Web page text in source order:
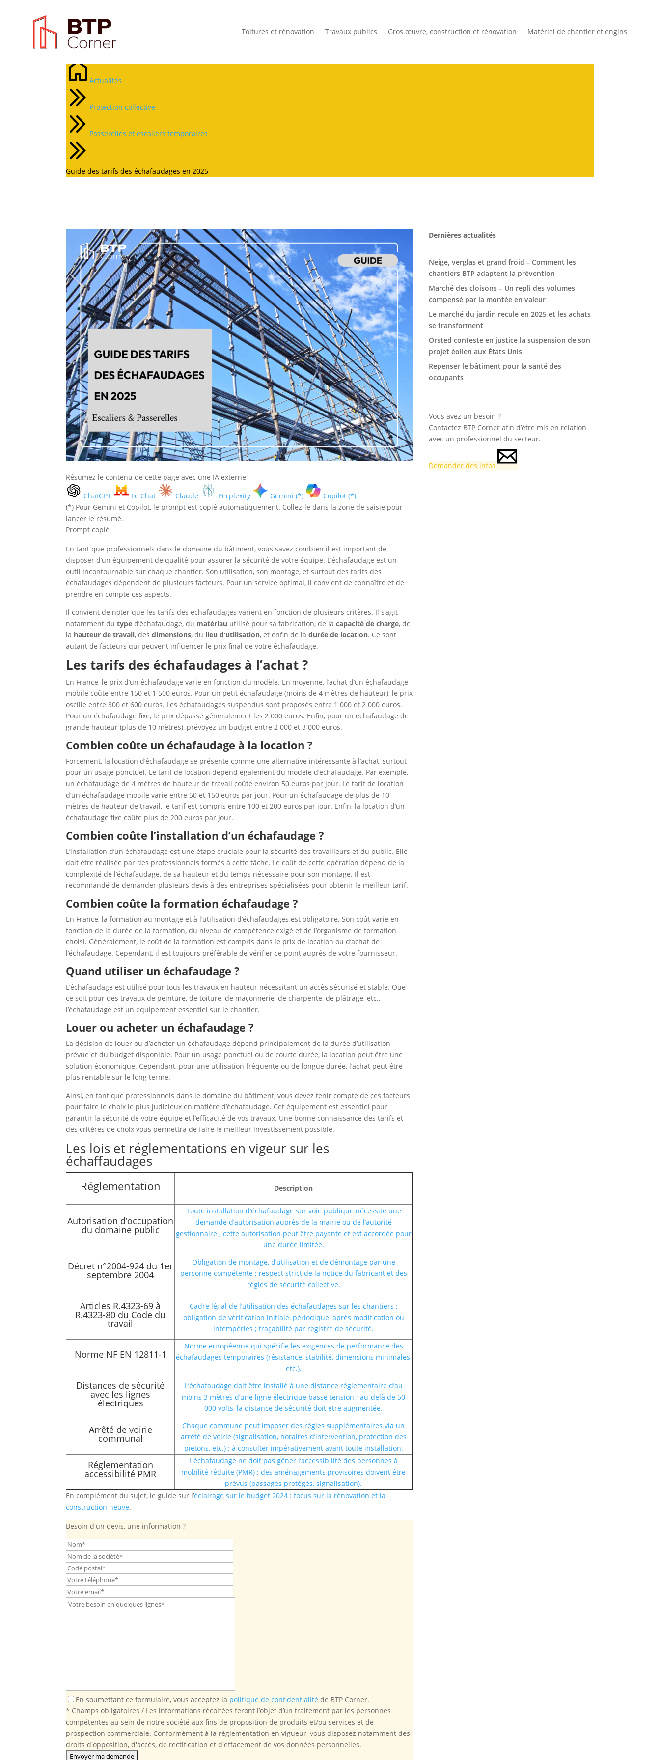
Toitures et rénovation Travaux publics Gros œuvre, construction et rénovation Matériel de chantier et engins
Guide des tarifs des échafaudages en 2025
Actualités
Protection collective
Passerelles et escaliers temporaires
Guide des tarifs des échafaudages en 2025
Résumez le contenu de cette page avec une IA externe
ChatGPT
Le Chat Claude Perplexity Gemini (*)
Copilot (*)
(*) Pour Gemini et Copilot, le prompt est copié automatiquement. Collez-le dans la zone de saisie pour
lancer le résumé.
Prompt copié
En tant que professionnels dans le domaine du bâtiment, vous savez combien il est important de
disposer d’un équipement de qualité pour assurer la sécurité de votre équipe. L’échafaudage est un
outil incontournable sur chaque chantier. Son utilisation, son montage, et surtout des tarifs des
échafaudages dépendent de plusieurs facteurs. Pour un service optimal, il convient de connaître et de
prendre en compte ces aspects.
Il convient de noter que les tarifs des échafaudages varient en fonction de plusieurs critères. Il s’agit
notamment dutype d’échafaudage, du matériau utilisé pour sa fabrication, de lacapacité de charge, de
la hauteur de travail, desdimensions, du lieu d’utilisation, et enfin de ladurée de location. Ce sont
autant de facteurs qui peuvent influencer le prix final de votre échafaudage.
Les tarifs des échafaudages à l’achat ?
En France, le prix d’un échafaudage varie en fonction du modèle. En moyenne, l’achat d’un échafaudage
mobile coûte entre 150 et 1 500 euros. Pour un petit échafaudage (moins de 4 mètres de hauteur), le prix
oscille entre 300 et 600 euros. Les échafaudages suspendus sont proposés entre 1 000 et 2 000 euros.
Pour un échafaudage fixe, le prix dépasse généralement les 2 000 euros. Enfin, pour un échafaudage de
grande hauteur (plus de 10 mètres), prévoyez un budget entre 2 000 et 3 000 euros.
Combien coûte un échafaudage à la location ?
Forcément, la location d’échafaudage se présente comme une alternative intéressante à l’achat, surtout
pour un usage ponctuel. Le tarif de location dépend également du modèle d’échafaudage. Par exemple,
un échafaudage de 4 mètres de hauteur de travail coûte environ 50 euros par jour. Le tarif de location
d’un échafaudage mobile varie entre 50 et 150 euros par jour. Pour un échafaudage de plus de 10
mètres de hauteur de travail, le tarif est compris entre 100 et 200 euros par jour. Enfin, la location d’un
échafaudage fixe coûte plus de 200 euros par jour.
Combien coûte l’installation d’un échafaudage ?
L’installation d’un échafaudage est une étape cruciale pour la sécurité des travailleurs et du public. Elle
doit être réalisée par des professionnels formés à cette tâche. Le coût de cette opération dépend de la
complexité de l’échafaudage, de sa hauteur et du temps nécessaire pour son montage. Il est
recommandé de demander plusieurs devis à des entreprises spécialisées pour obtenir le meilleur tarif.
Combien coûte la formation échafaudage ?
En France, la formation au montage et à l’utilisation d’échafaudages est obligatoire. Son coût varie en
fonction de la durée de la formation, du niveau de compétence exigé et de l’organisme de formation
choisi. Généralement, le coût de la formation est compris dans le prix de location ou d’achat de
l’échafaudage. Cependant, il est toujours préférable de vérifier ce point auprès de votre fournisseur.
Quand utiliser un échafaudage ?
L’échafaudage est utilisé pour tous les travaux en hauteur nécessitant un accès sécurisé et stable. Que
ce soit pour des travaux de peinture, de toiture, de maçonnerie, de charpente, de plâtrage, etc.,
l’échafaudage est un équipement essentiel sur le chantier.
Louer ou acheter un échafaudage ?
La décision de louer ou d’acheter un échafaudage dépend principalement de la durée d’utilisation
prévue et du budget disponible. Pour un usage ponctuel ou de courte durée, la location peut être une
solution économique. Cependant, pour une utilisation fréquente ou de longue durée, l’achat peut être
plus rentable sur le long terme.
Ainsi, en tant que professionnels dans le domaine du bâtiment, vous devez tenir compte de ces facteurs
pour faire le choix le plus judicieux en matière d’échafaudage. Cet équipement est essentiel pour
garantir la sécurité de votre équipe et l’efficacité de vos travaux. Une bonne connaissance des tarifs et
des critères de choix vous permettra de faire le meilleur investissement possible.
Les lois et réglementations en vigeur sur les
échaffaudages
Réglementation Description
Autorisation d’occupation
du domaine public
Toute installation d’échafaudage sur voie publique nécessite une
demande d’autorisation auprès de la mairie ou de l’autorité
gestionnaire ; cette autorisation peut être payante et est accordée pour
une durée limitée.
Décret n°2004-924 du 1er
septembre 2004
Obligation de montage, d’utilisation et de démontage par une
personne compétente ; respect strict de la notice du fabricant et des
règles de sécurité collective.
Articles R.4323-69 à
R.4323-80 du Code du
travail
Cadre légal de l’utilisation des échafaudages sur les chantiers ;
obligation de vérification initiale, périodique, après modification ou
intempéries ; traçabilité par registre de sécurité.
Norme NF EN 12811-1
Norme européenne qui spécifie les exigences de performance des
échafaudages temporaires (résistance, stabilité, dimensions minimales,
etc.).
Distances de sécurité
avec les lignes
électriques
L’échafaudage doit être installé à une distance réglementaire d’au
moins 3 mètres d’une ligne électrique basse tension ; au-delà de 50
000 volts, la distance de sécurité doit être augmentée.
Arrêté de voirie
communal
Chaque commune peut imposer des règles supplémentaires via un
arrêté de voirie (signalisation, horaires d’intervention, protection des
piétons, etc.) ; à consulter impérativement avant toute installation.
Réglementation
accessibilité PMR
L’échafaudage ne doit pas gêner l’accessibilité des personnes à
mobilité réduite (PMR) ; des aménagements provisoires doivent être
prévus (passages protégés, signalisation).
En complément du sujet, le guide sur l’éclairage sur le budget 2024 : focus sur la rénovation et la
construction neuve.
Besoin d'un devis, une information ?
En soumettant ce formulaire, vous acceptez la politique de confidentialité de BTP Corner.
* Champs obligatoires / Les informations récoltées feront l’objet d’un traitement par les personnes
compétentes au sein de notre société aux fins de proposition de produits et/ou services et de
prospection commerciale. Conformément à la réglementation en vigueur, vous disposez notamment des
droits d'opposition, d'accès, de rectification et d'effacement de vos données personnelles.
Dernières actualités
Neige, verglas et grand froid – Comment les
chantiers BTP adaptent la prévention
Marché des cloisons – Un repli des volumes
compensé par la montée en valeur
Le marché du jardin recule en 2025 et les achats
se transforment
Orsted conteste en justice la suspension de son
projet éolien aux États Unis
Repenser le bâtiment pour la santé des
occupants
Vous avez un besoin ?
Contactez BTP Corner afin d’être mis en relation
avec un professionnel du secteur.
Demander des infos